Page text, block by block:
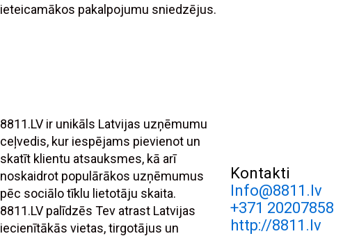
ieteicamākos pakalpojumu sniedzējus.
8811.LV ir unikāls Latvijas uzņēmumu
ceļvedis, kur iespējams pievienot un
skatīt klientu atsauksmes, kā arī
noskaidrot populārākos uzņēmumus
pēc sociālo tīklu lietotāju skaita.
8811.LV palīdzēs Tev atrast Latvijas
iecienītākās vietas, tirgotājus un
Kontakti
Info@8811.lv
+371 20207858
http://8811.lv